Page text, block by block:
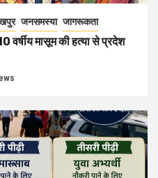
जनसमस्या जागरूकता
वर्षीय मासूम की हत्या से प्रदेश